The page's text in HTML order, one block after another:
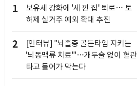
1
보유세 강화에 '세 낀 집' 퇴로… 토
허제 실거주 예외 확대 추진
2
[인터뷰] "뇌졸중 골든타임 지키는
'뇌동맥류 치료'"…개두술 없이 혈관
타고 들어가 막는다